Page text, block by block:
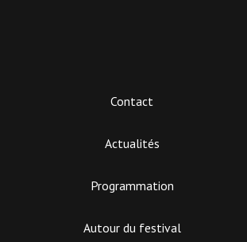
Contact
Actualités
Programmation
Autour du festival